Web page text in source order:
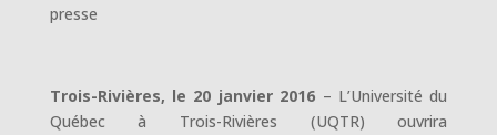
presse
Trois-Rivières, le 20 janvier 2016 – L’Université du
Québec à Trois-Rivières (UQTR) ouvrira